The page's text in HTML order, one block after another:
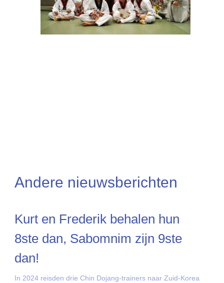
Andere nieuwsberichten
Kurt en Frederik behalen hun
8ste dan, Sabomnim zijn 9ste
dan!
In 2024 reisden drie Chin Dojang-trainers naar Zuid-Korea